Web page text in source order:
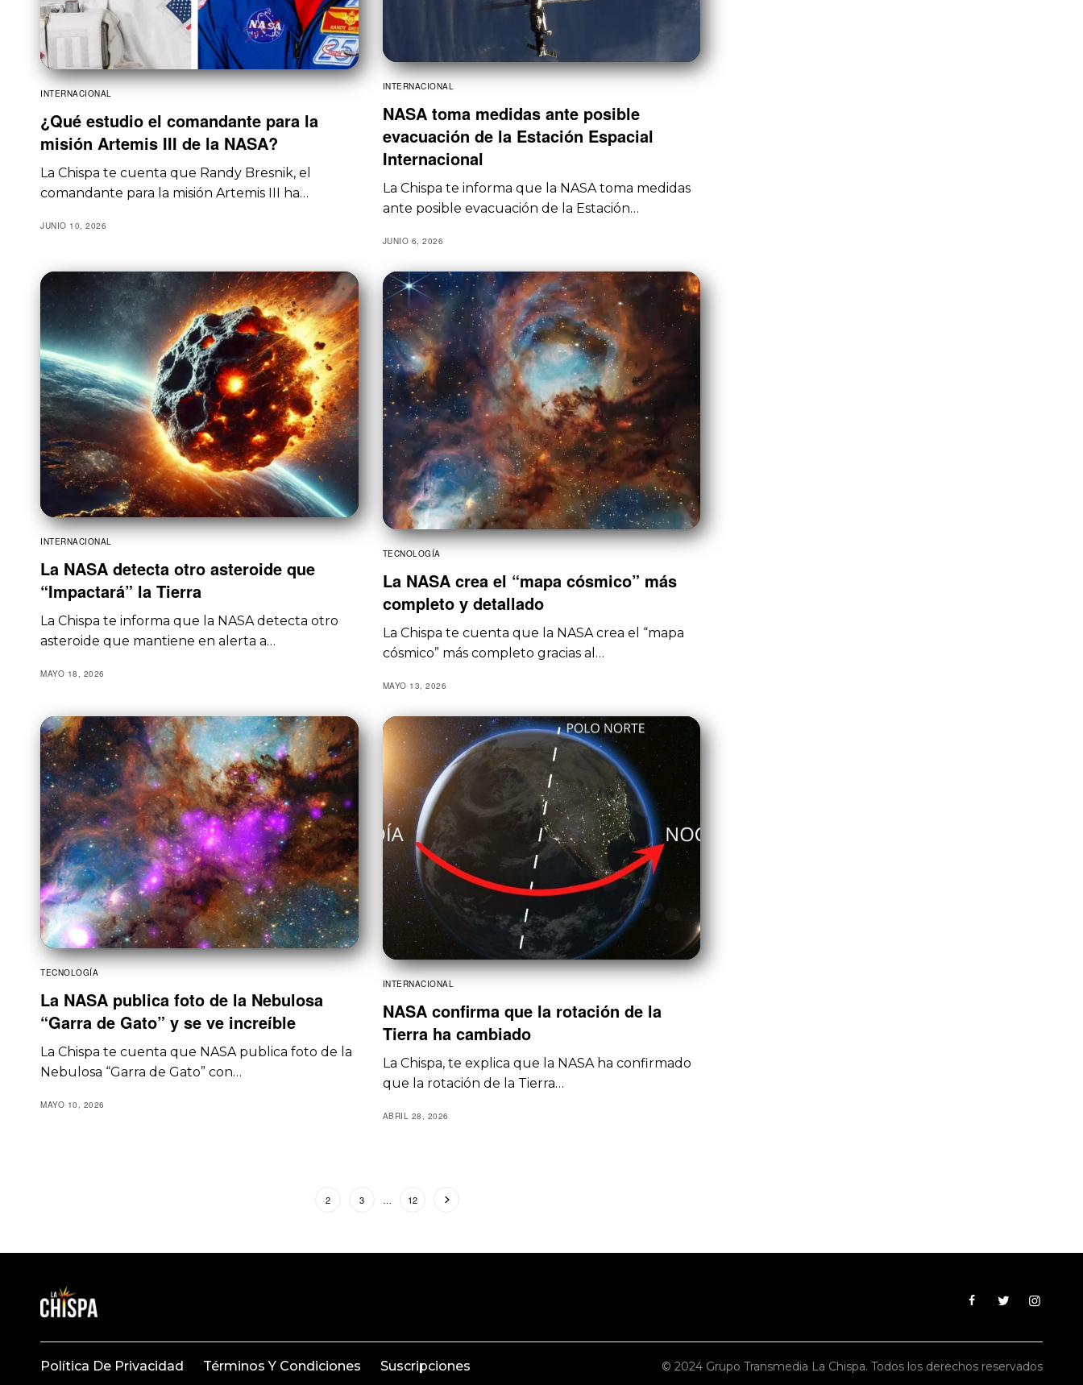
INTERNACIONAL
¿Qué estudio el comandante para la
misión Artemis III de la NASA?
La Chispa te cuenta que Randy Bresnik, el
comandante para la misión Artemis III ha…
JUNIO 10, 2026
INTERNACIONAL
NASA toma medidas ante posible
evacuación de la Estación Espacial
Internacional
La Chispa te informa que la NASA toma medidas
ante posible evacuación de la Estación…
JUNIO 6, 2026
INTERNACIONAL
La NASA detecta otro asteroide que
“Impactará” la Tierra
La Chispa te informa que la NASA detecta otro
asteroide que mantiene en alerta a…
MAYO 18, 2026
TECNOLOGÍA
La NASA crea el “mapa cósmico” más
completo y detallado
La Chispa te cuenta que la NASA crea el “mapa
cósmico” más completo gracias al…
MAYO 13, 2026
TECNOLOGÍA
La NASA publica foto de la Nebulosa
“Garra de Gato” y se ve increíble
La Chispa te cuenta que NASA publica foto de la
Nebulosa “Garra de Gato” con…
MAYO 10, 2026
INTERNACIONAL
NASA confirma que la rotación de la
Tierra ha cambiado
La Chispa, te explica que la NASA ha confirmado
que la rotación de la Tierra…
ABRIL 28, 2026
2 3 … 12
Política De Privacidad Términos Y Condiciones Suscripciones © 2024 Grupo Transmedia La Chispa. Todos los derechos reservados